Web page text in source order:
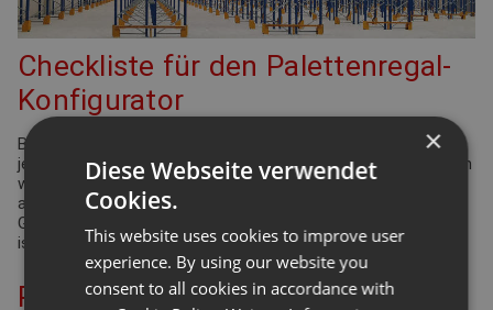
Checkliste für den Palettenregal-
Konfigurator
Bei der Planung Ihrer Regalanlage für Palettenregale gibt es
jede Menge Punkte zu überprüfen und einzuhalten. Viele davon
werden durch die Arbeitsstättenverordnung geregelt. Aber
auch Ergonomie und Effizienz spielen eine bedeutende Rolle.
Gleiches gilt für die Funktionsdefinition des Lagers: Wie hoch
ist der Warenumschlag? Wie groß ist die Produktvielfalt?
Planung Ihrer Palettenregal-
×
Diese Webseite verwendet
Cookies.
This website uses cookies to improve user
experience. By using our website you
consent to all cookies in accordance with